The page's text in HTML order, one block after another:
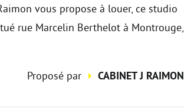
vous propose à louer, ce studio
rue Marcelin Berthelot à Montrouge,
Proposé par CABINET J RAIMON